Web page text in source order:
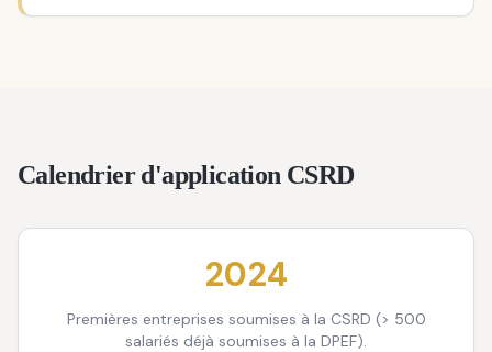
Calendrier d'application CSRD
2024
Premières entreprises soumises à la CSRD (> 500
salariés déjà soumises à la DPEF).